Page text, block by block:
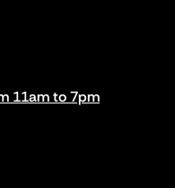
11am to 7pm